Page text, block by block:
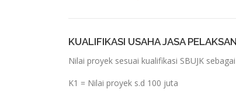
KUALIFIKASI USAHA JASA
Nilai proyek sesuai kualifikasi SBUJK
K1 = Nilai proyek s.d 100 juta